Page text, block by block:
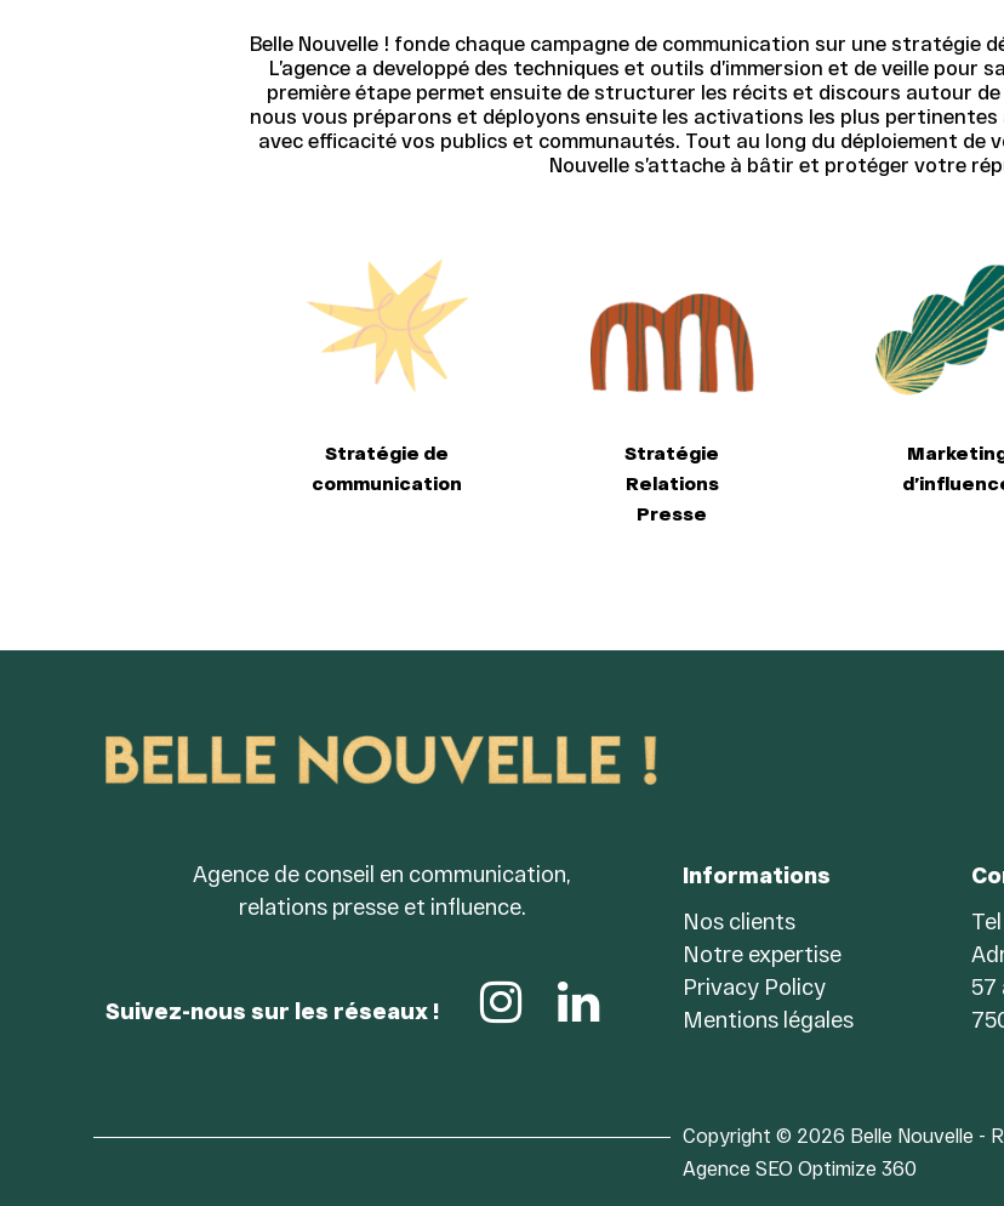
Belle Nouvelle ! fonde chaque campagne de communication sur une stratégie
L’agence a developpé des techniques et outils d’immersion et de veille
première étape permet ensuite de structurer les récits et discours autour de
nous vous préparons et déployons ensuite les activations les plus pertinentes
avec efficacité vos publics et communautés. Tout au long du déploiement de
Nouvelle s’attache à bâtir et protéger votre
Stratégie de
communication
Stratégie
Relations
Presse
Agence de conseil en communication,
relations presse et influence.
Suivez-nous sur les réseaux !
Informations
Nos clients
Notre expertise
Privacy Policy
Mentions légales
57
Copyright © 2026 Belle Nouvelle -
Agence SEO Optimize 360